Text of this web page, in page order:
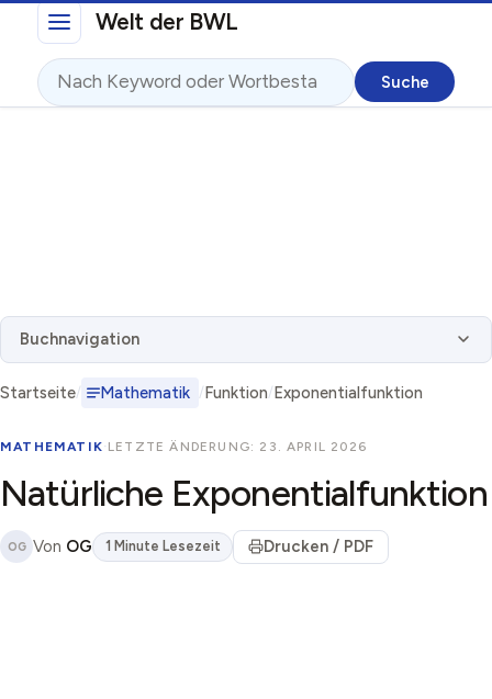
Direkt zum InhaltWelt der BWL
Suche
Buchnavigation
Startseite Mathematik Funktion Exponentialfunktion
MATHEMATIK· LETZTE ÄNDERUNG: 23. APRIL 2026
Natürliche Exponentialfunktion
OG Von OG 1 Minute Lesezeit Drucken / PDF